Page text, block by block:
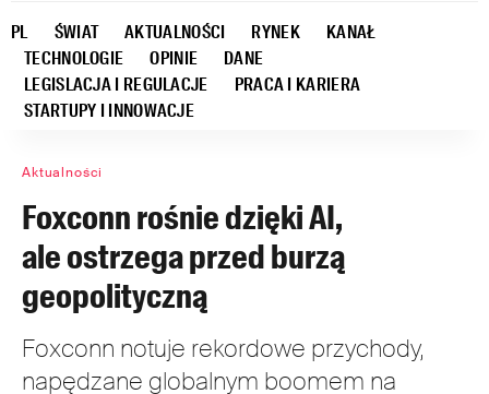
PL ŚWIAT AKTUALNOŚCI RYNEK
KANAŁ
TECHNOLOGIE
OPINIE
DANE
LEGISLACJA I REGULACJE
PRACA I KARIERA
STARTUPY I INNOWACJE
Aktualności
Foxconn rośnie dzięki AI,
ale ostrzega przed burzą
geopolityczną
Foxconn notuje rekordowe przychody,
napędzane globalnym boomem na